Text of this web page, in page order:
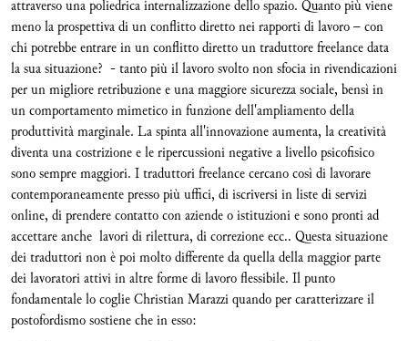
attraverso una poliedrica internalizzazione dello spazio. Quanto più viene
meno la prospettiva di un conflitto diretto nei rapporti di lavoro – con
chi potrebbe entrare in un conflitto diretto un traduttore freelance data
la sua situazione? - tanto più il lavoro svolto non sfocia in rivendicazioni
per un migliore retribuzione e una maggiore sicurezza sociale, bensì in
un comportamento mimetico in funzione dell'ampliamento della
produttività marginale. La spinta all'innovazione aumenta, la creatività
diventa una costrizione e le ripercussioni negative a livello psicofisico
sono sempre maggiori. I traduttori freelance cercano così di lavorare
contemporaneamente presso più uffici, di iscriversi in liste di servizi
online, di prendere contatto con aziende o istituzioni e sono pronti ad
accettare anche lavori di rilettura, di correzione ecc.. Questa situazione
dei traduttori non è poi molto differente da quella della maggior parte
dei lavoratori attivi in altre forme di lavoro flessibile. Il punto
fondamentale lo coglie Christian Marazzi quando per caratterizzare il
postofordismo sostiene che in esso: